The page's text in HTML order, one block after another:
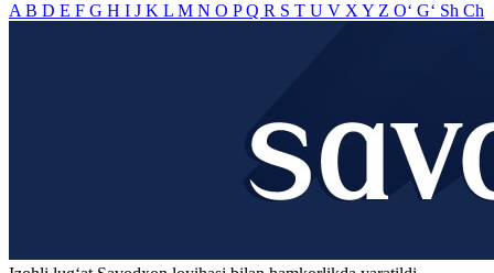
A B D E F G H I J K L M N O PQ R S T U V X Y Z O‘ G‘ Sh Ch